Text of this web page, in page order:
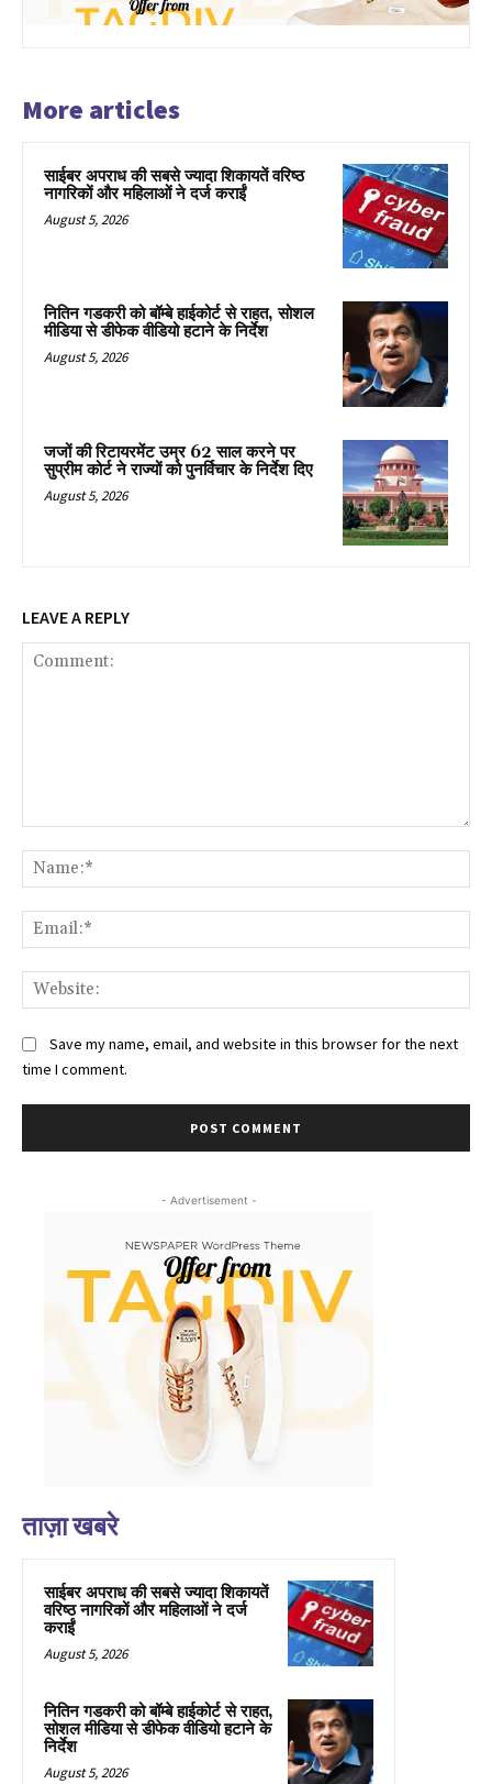
More articles
साईबर अपराध की सबसे ज्यादा शिकायतें वरिष्ठ
नागरिकों और महिलाओं ने दर्ज कराईं
August 5, 2026
नितिन गडकरी को बॉम्बे हाईकोर्ट से राहत, सोशल
मीडिया से डीफेक वीडियो हटाने के निर्देश
August 5, 2026
जजों की रिटायरमेंट उम्र 62 साल करने पर
सुप्रीम कोर्ट ने राज्यों को पुनर्विचार के निर्देश दिए
August 5, 2026
LEAVE A REPLY
Save my name, email, and website in this browser for the next
time I comment.
- Advertisement -
ताज़ा खबरे
साईबर अपराध की सबसे ज्यादा शिकायतें
वरिष्ठ नागरिकों और महिलाओं ने दर्ज
कराईं
August 5, 2026
नितिन गडकरी को बॉम्बे हाईकोर्ट से राहत,
सोशल मीडिया से डीफेक वीडियो हटाने के
निर्देश
August 5, 2026